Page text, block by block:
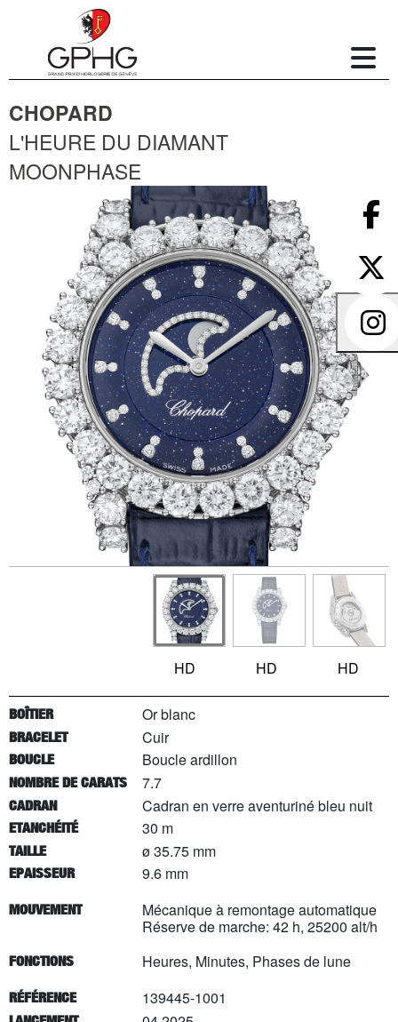
CHOPARD
L'HEURE DU DIAMANT
MOONPHASE
HD HD HD
BOÎTIER Or blanc
BRACELET Cuir
BOUCLE Boucle ardillon
NOMBRE DE CARATS 7.7
CADRAN Cadran en verre aventuriné bleu nuit
ETANCHÉITÉ 30 m
TAILLE ø 35.75 mm
EPAISSEUR 9.6 mm
MOUVEMENT
Mécanique à remontage automatique
Réserve de marche: 42 h, 25200 alt/h
FONCTIONS Heures, Minutes, Phases de lune
RÉFÉRENCE 139445-1001